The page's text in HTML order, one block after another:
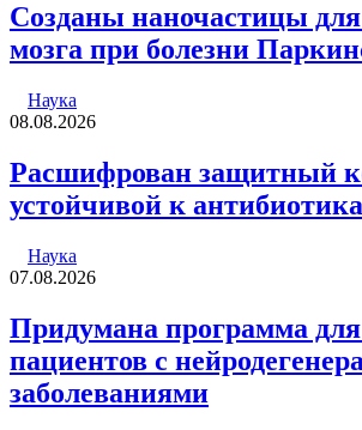
Созданы наночастицы
мозга при болезни
Наука
08.08.2026
Расшифрован защитный
устойчивой к
Наука
07.08.2026
Придумана программа
пациентов с
заболеваниями